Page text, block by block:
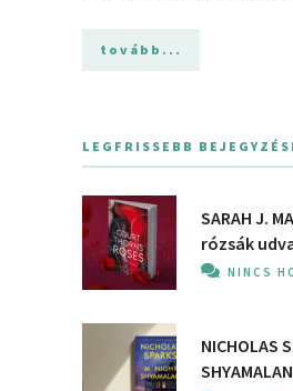
tovább...
LEGFRISSEBB
SARAH J.
rózsák
NINCS
NICHOLAS